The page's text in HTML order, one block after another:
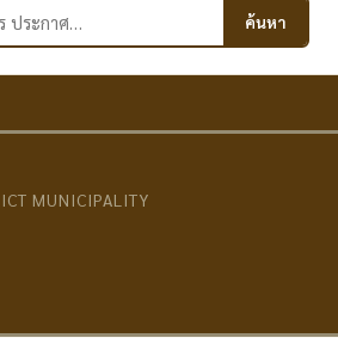
ค้นหา
MUNICIPALITY